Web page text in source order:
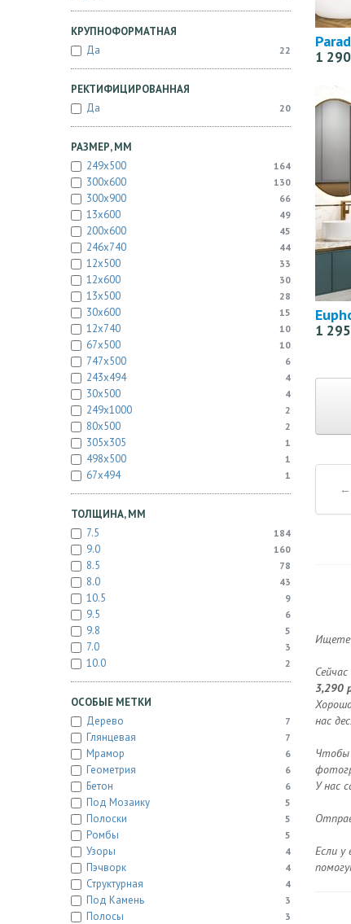
КРУПНОФОРМАТНАЯ
Да
22
РЕКТИФИЦИРОВАННАЯ
Да
20
РАЗМЕР, ММ
249x500
164
300x600 130
300x900 66
13x600 49
200x600 45
246x740 44
12x500 33
12x600 30
13x500 28
30x600 15
12x740 10
67x500 10
747x500 6
243x494 4
30x500 4
249x1000 2
80x500 2
305x305 1
498x500 1
67x494 1
ТОЛЩИНА, ММ
7.5
184
9.0 160
8.5 78
8.0 43
10.5 9
9.5 6
9.8 5
7.0 3
10.0 2
ОСОБЫЕ МЕТКИ
Дерево
7
Глянцевая 7
Мрамор 6
Геометрия 6
Бетон 6
Под Мозаику 5
Полоски 5
Ромбы 5
Узоры 4
Пэчворк 4
Структурная 4
Под Камень 3
Полосы 3
1
1
←
Ищете
3,290
нас
Чтобы
У нас
Если у